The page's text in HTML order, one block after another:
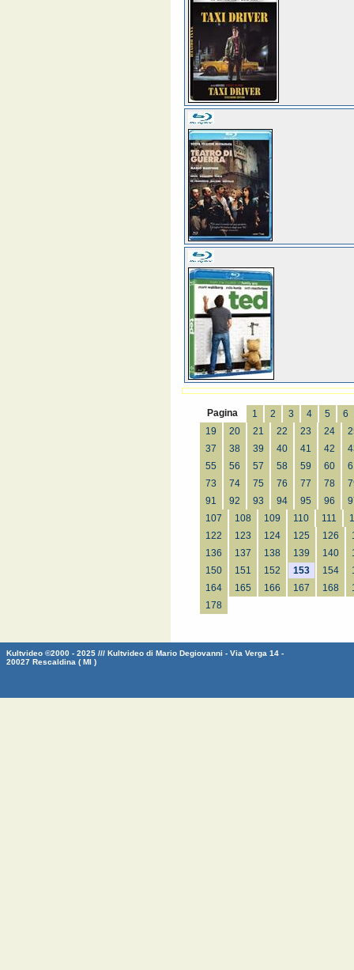
Pagina 1 2 3 4 5
6
19
20 21 22 23 24
37
38 39 40 41 42
55
56 57 58 59 60
73
74 75 76 77 78
91
92 93 94 95 96
107
108 109 110 111
122
123 124 125 126
136
137 138 139 140
150
151 152 153 154
164
165 166 167 168
178
Kultvideo ©2000 - 2025 /// Kultvideo di Mario Degiovanni - Via Verga 14 -
20027 Rescaldina ( MI )